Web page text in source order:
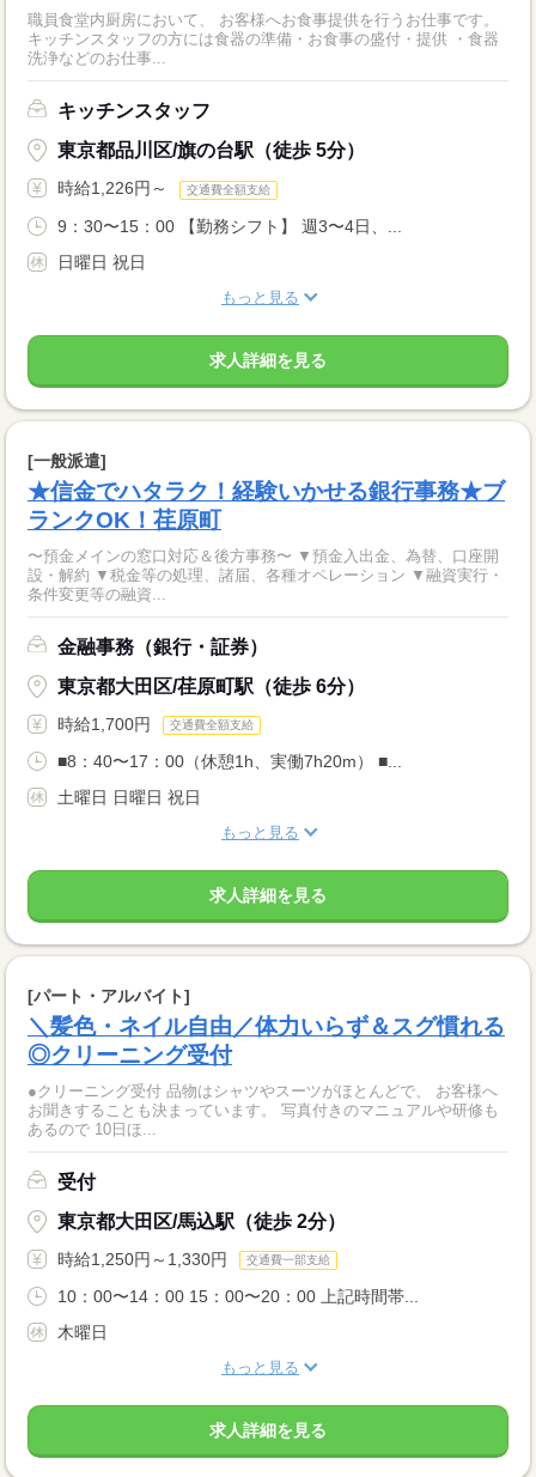
職員食堂内厨房において、 お客様へお食事提供を行うお仕事です。
キッチンスタッフの方には食器の準備・お食事の盛付・提供 ・食器
洗浄などのお仕事...
キッチンスタッフ
東京都品川区/旗の台駅（徒歩 5分）
時給1,226円～ 交通費全額支給
9：30〜15：00 【勤務シフト】 週3〜4日、...
日曜日 祝日
もっと見る
求人詳細を見る
[一般派遣]
★信金でハタラク！経験いかせる銀行事務★ブ
ランクOK！荏原町
〜預金メインの窓口対応＆後方事務〜 ▼預金入出金、為替、口座開
設・解約 ▼税金等の処理、諸届、各種オペレーション ▼融資実行・
条件変更等の融資...
金融事務（銀行・証券）
東京都大田区/荏原町駅（徒歩 6分）
時給1,700円 交通費全額支給
■8：40〜17：00（休憩1h、実働7h20m） ■...
土曜日 日曜日 祝日
もっと見る
求人詳細を見る
[パート・アルバイト]
＼髪色・ネイル自由／体力いらず＆スグ慣れる
◎クリーニング受付
●クリーニング受付 品物はシャツやスーツがほとんどで、 お客様へ
お聞きすることも決まっています。 写真付きのマニュアルや研修も
あるので 10日ほ...
受付
東京都大田区/馬込駅（徒歩 2分）
時給1,250円～1,330円 交通費一部支給
10：00〜14：00 15：00〜20：00 上記時間帯...
木曜日
もっと見る
求人詳細を見る